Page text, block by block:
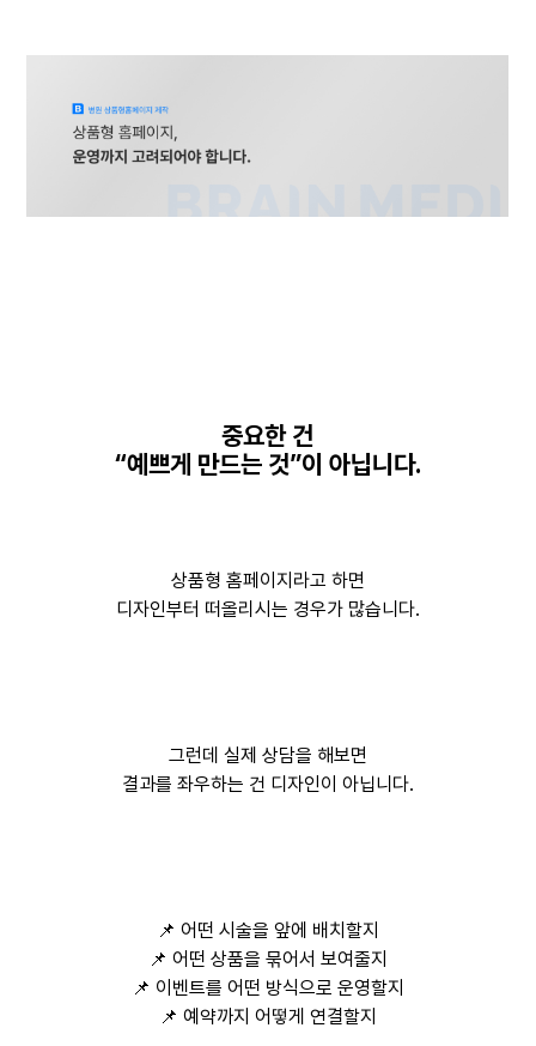
중요한 건
“예쁘게 만드는 것”이 아닙니다.
상품형 홈페이지라고 하면
디자인부터 떠올리시는 경우가 많습니다.
그런데 실제 상담을 해보면
결과를 좌우하는 건 디자인이 아닙니다.
📌 어떤 시술을 앞에 배치할지
📌 어떤 상품을 묶어서 보여줄지
📌 이벤트를 어떤 방식으로 운영할지
📌 예약까지 어떻게 연결할지